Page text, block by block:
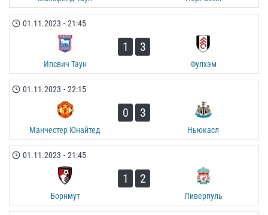
01.11.2023 - 21:45
Ипсвич Таун
1 3
Фулхэм
01.11.2023 - 22:15
Манчестер Юнайтед
0 3
Ньюкасл
01.11.2023 - 21:45
Борнмут
1 2
Ливерпуль